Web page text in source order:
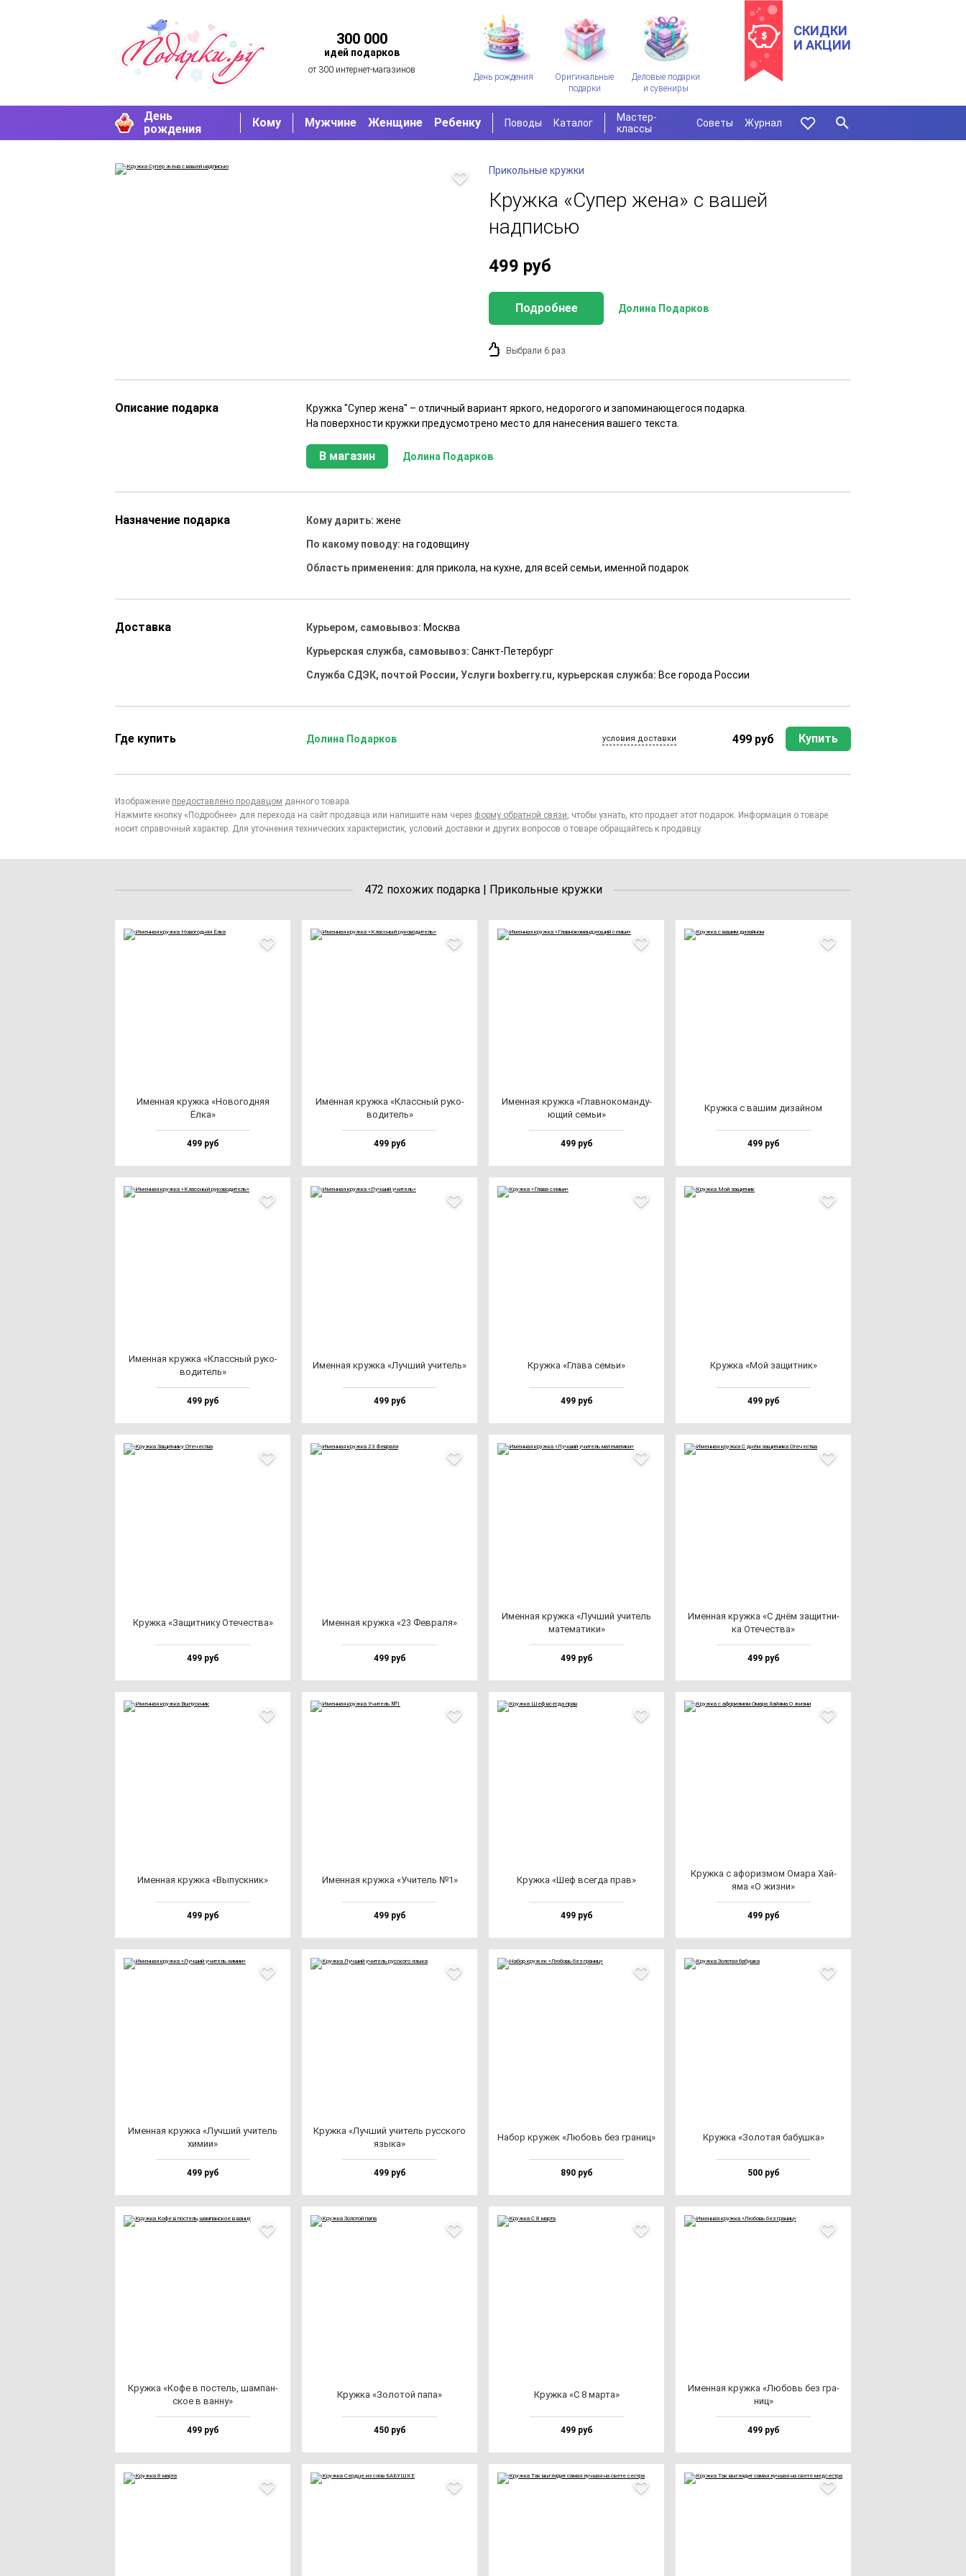
300 000
идей подарков
от 300 интернет-магазинов
День рождения
Оригинальные
подарки
Деловые подарки
и сувениры
СКИДКИ
И АКЦИИ
День
рождения
Кому Мужчине Женщине Ребенку Поводы Каталог
Мастер-
классы
Советы Журнал
Прикольные кружки
Кружка «Супер жена» с вашей
надписью
499 руб
Подробнее Долина Подарков
Выбрали 6 раз
Описание подарка
Кружка "Супер жена" – отличный вариант яркого, недорогого и запоминающегося подарка.
На поверхности кружки предусмотрено место для нанесения вашего текста.
В магазин Долина Подарков
Назначение подарка Кому дарить:жене
По какому поводу:на годовщину
Область применения:для прикола, на кухне, для всей семьи, именной подарок
Доставка Курьером, самовывоз: Москва
Курьерская служба, самовывоз:Санкт-Петербург
Служба СДЭК, почтой России, Услуги boxberry.ru, курьерская служба: Все города России
Где купить Долина Подарков условия доставки 499 руб Купить
Изображение предоставлено продавцом данного товара.
Нажмите кнопку «Подробнее» для перехода на сайт продавца или напишите нам через форму обратной связи, чтобы узнать, кто продает этот подарок. Информация о товаре
носит справочный характер. Для уточнения технических характеристик, условий доставки и других вопросов о товаре обращайтесь к продавцу.
472 похожих подарка | Прикольные кружки
Имен­ная круж­ка «Ново­год­няя
Ёлка»
499 руб
Имен­ная круж­ка «Клас­сный ру­ко­
во­ди­тель»
499 руб
Имен­ная круж­ка «Глав­но­ко­ман­ду­
ющий семьи»
499 руб
Круж­ка с ва­шим ди­зай­ном
499 руб
Имен­ная круж­ка «Клас­сный ру­ко­
во­ди­тель»
499 руб
Имен­ная круж­ка «Луч­ший учи­тель»
499 руб
Круж­ка «Гла­ва cемьи»
499 руб
Круж­ка «Мой за­щит­ник»
499 руб
Круж­ка «Защит­ни­ку Оте­чес­тва»
499 руб
Имен­ная круж­ка «23 Фев­ра­ля»
499 руб
Имен­ная круж­ка «Луч­ший учи­тель
ма­те­ма­ти­ки»
499 руб
Имен­ная круж­ка «С днём за­щит­ни­
ка Оте­чес­тва»
499 руб
Имен­ная круж­ка «Выпус­кник»
499 руб
Имен­ная круж­ка «Учи­тель №1»
499 руб
Круж­ка «Шеф всег­да прав»
499 руб
Круж­ка с афо­риз­мом Ома­ра Хай­
яма «О жиз­ни»
499 руб
Имен­ная круж­ка «Луч­ший учи­тель
хи­мии»
499 руб
Круж­ка «Луч­ший учи­тель рус­ско­го
язы­ка»
499 руб
Набор кру­жек «Любовь без гра­ниц»
890 руб
Круж­ка «Золо­тая ба­буш­ка»
500 руб
Круж­ка «Кофе в пос­тель, шам­пан­
ское в ван­ну»
499 руб
Круж­ка «Золо­той па­па»
450 руб
Круж­ка «С 8 мар­та»
499 руб
Имен­ная круж­ка «Любовь без гра­
ниц»
499 руб